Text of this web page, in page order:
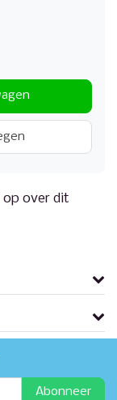
op over dit
Abonneer